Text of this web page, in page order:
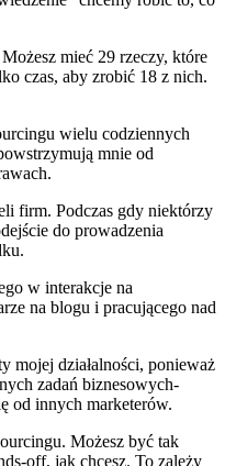
mieć 29 rzeczy, które
czas, aby zrobić 18 z nich.
wielu codziennych
mnie od
firm. Podczas gdy niektórzy
do prowadzenia
w interakcje na
na blogu i pracującego nad
mojej działalności, ponieważ
zadań biznesowych-
od innych marketerów.
Możesz być tak
off, jak chcesz. To zależy